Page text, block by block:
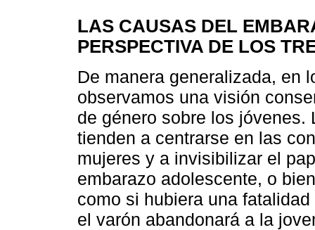
LAS CAUSAS DEL
PERSPECTIVA DE LOS
De manera generalizada, en
observamos una visión
de género sobre los
tienden a centrarse en las
mujeres y a invisibilizar el
embarazo adolescente, o
como si hubiera una
el varón abandonará a la